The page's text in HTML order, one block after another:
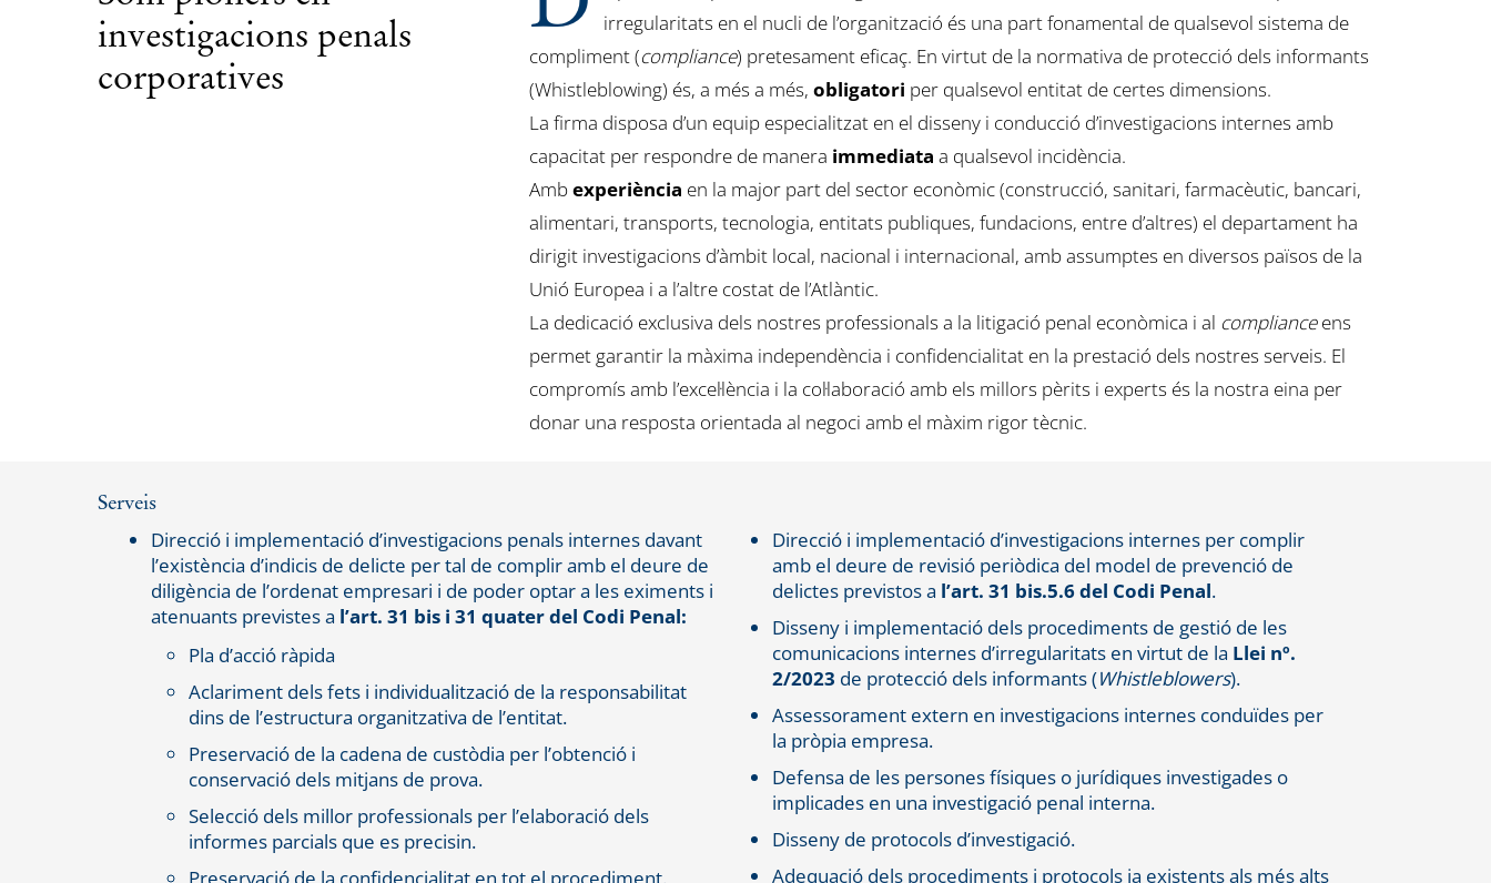
investigacions penals
corporatives
irregularitats en el nucli de l’organització és una part fonamental de qualsevol sistema de
compliment (compliance) pretesament eficaç. En virtut de la normativa de protecció dels informants
(Whistleblowing) és, a més a més,obligatori per qualsevol entitat de certes dimensions.
La firma disposa d’un equip especialitzat en el disseny i conducció d’investigacions internes amb
capacitat per respondre de manera immediata a qualsevol incidència.
Ambexperiència en la major part del sector econòmic (construcció, sanitari, farmacèutic, bancari,
alimentari, transports, tecnologia, entitats publiques, fundacions, entre d’altres) el departament ha
dirigit investigacions d’àmbit local, nacional i internacional, amb assumptes en diversos països de la
Unió Europea i a l’altre costat de l’Atlàntic.
La dedicació exclusiva dels nostres professionals a la litigació penal econòmica i al complianceens
permet garantir la màxima independència i confidencialitat en la prestació dels nostres serveis. El
compromís amb l’excel·lència i la col·laboració amb els millors pèrits i experts és la nostra eina per
donar una resposta orientada al negoci amb el màxim rigor tècnic.
Serveis
Direcció i implementació d’investigacions penals internes davant
l’existència d’indicis de delicte per tal de complir amb el deure de
diligència de l’ordenat empresari i de poder optar a les eximents i
atenuants previstes a l’art. 31 bis i 31 quater del Codi Penal:
Pla d’acció ràpida
Aclariment dels fets i individualització de la responsabilitat
dins de l’estructura organitzativa de l’entitat.
Preservació de la cadena de custòdia per l’obtenció i
conservació dels mitjans de prova.
Selecció dels millor professionals per l’elaboració dels
informes parcials que es precisin.
Preservació de la confidencialitat en tot el procediment.
Direcció i implementació d’investigacions internes per complir
amb el deure de revisió periòdica del model de prevenció de
delictes previstos a l’art. 31 bis.5.6 del Codi Penal.
Disseny i implementació dels procediments de gestió de les
comunicacions internes d’irregularitats en virtut de la Llei nº.
2/2023 de protecció dels informants (Whistleblowers).
Assessorament extern en investigacions internes conduïdes per
la pròpia empresa.
Defensa de les persones físiques o jurídiques investigades o
implicades en una investigació penal interna.
Disseny de protocols d’investigació.
Adequació dels procediments i protocols ja existents als més alts